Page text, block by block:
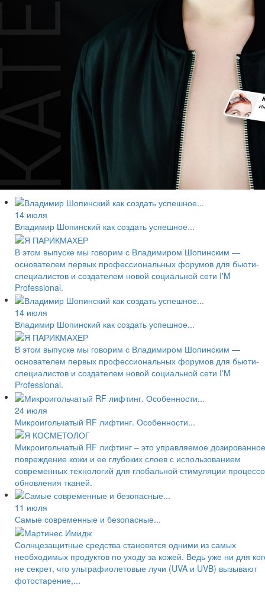
14 июля
Владимир Шопинский как создать успешное...
В этом выпуске мы говорим с Владимиром Шопинским —
основателем первых профессиональных форумов для бьюти-
специалистов и создателем новой социальной сети I'M
Professional.
14 июля
Владимир Шопинский как создать успешное...
В этом выпуске мы говорим с Владимиром Шопинским —
основателем первых профессиональных форумов для бьюти-
специалистов и создателем новой социальной сети I'M
Professional.
24 июля
Микроигольчатый RF лифтинг. Особенности...
Микроигольчатый RF лифтинг – это управляемое дозированное
повреждение кожи и ее глубоких слоев с использованием
современных технологий для глобальной стимуляции
обновления тканей.
11 июля
Самые современные и безопасные...
Солнцезащитные средства становятся одними из самых
необходимых продуктов по уходу за кожей. Ведь уже ни для
не секрет, что ультрафиолетовые лучи (UVA и UVB) вызывают
фотостарение,...